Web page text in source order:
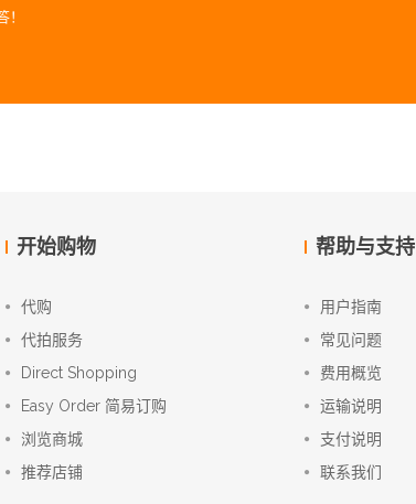
开始购物
代购
代拍服务
Direct Shopping
Easy Order 简易订购
浏览商城
推荐店铺
帮助与支持
用户指南
常见问题
费用概览
运输说明
支付说明
联系我们